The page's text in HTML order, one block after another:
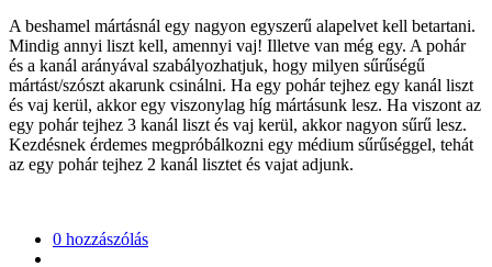
A beshamel mártásnál egy nagyon egyszerű alapelvet kell betartani.
Mindig annyi liszt kell, amennyi vaj! Illetve van még egy. A pohár
és a kanál arányával szabályozhatjuk, hogy milyen sűrűségű
mártást/szószt akarunk csinálni. Ha egy pohár tejhez egy kanál liszt
és vaj kerül, akkor egy viszonylag híg mártásunk lesz. Ha viszont az
egy pohár tejhez 3 kanál liszt és vaj kerül, akkor nagyon sűrű lesz.
Kezdésnek érdemes megpróbálkozni egy médium sűrűséggel, tehát
az egy pohár tejhez 2 kanál lisztet és vajat adjunk.
0 hozzászólás